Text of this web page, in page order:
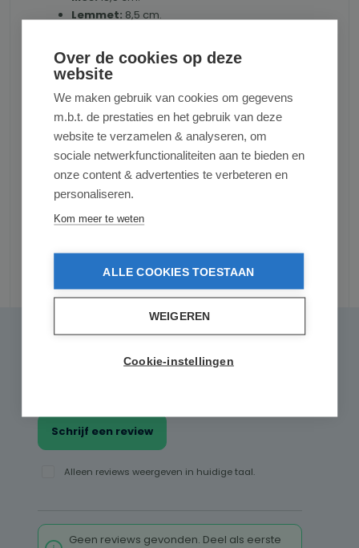
Lemmet: 8,5 cm.
Dit Mes is 100% FSC gecertificeerd. FSC
certificering moet de garantie geven dat
producten afkomstig zijn uit verantwoord
beheerde bossen.
Productnummer:ROBERTHERDER1783325020002
Gemiddelde waardering van 0 van 5 sterren
Geef een review
Schrijf een review
Alleen reviews weergeven in huidige taal.
Geen reviews gevonden. Deel als eerste
Over de cookies op deze
website
We maken gebruik van cookies om gegevens
m.b.t. de prestaties en het gebruik van deze
website te verzamelen & analyseren, om
sociale netwerkfunctionaliteiten aan te bieden en
onze content & advertenties te verbeteren en
personaliseren.
Kom meer te weten
ALLE COOKIES TOESTAAN
WEIGEREN
Cookie-instellingen